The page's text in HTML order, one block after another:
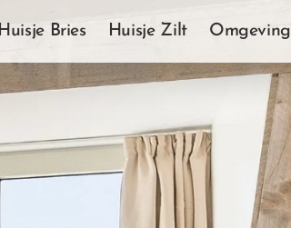
Huisje Bries Huisje Zilt Omgeving